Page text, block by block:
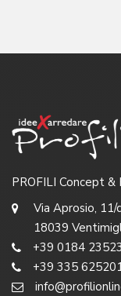
PROFILI Concept &
Via Aprosio, 11/
18039
+39 0184
+39 335